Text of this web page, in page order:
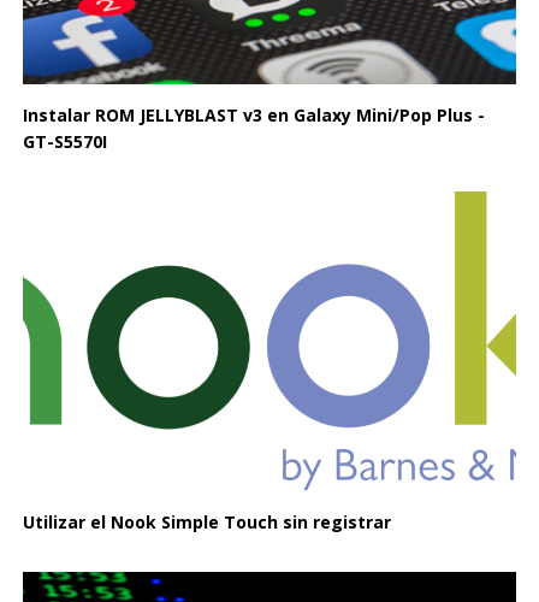
Instalar ROM JELLYBLAST v3 en Galaxy Mini/Pop Plus -
GT-S5570I
Utilizar el Nook Simple Touch sin registrar